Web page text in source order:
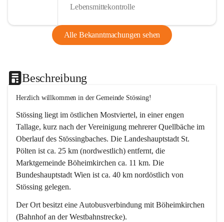
Lebensmittekontrolle
Alle Bekanntmachungen sehen
Beschreibung
Herzlich willkommen in der Gemeinde Stössing!
Stössing liegt im östlichen Mostviertel, in einer engen
Tallage, kurz nach der Vereinigung mehrerer Quellbäche im
Oberlauf des Stössingbaches. Die Landeshauptstadt St.
Pölten ist ca. 25 km (nordwestlich) entfernt, die
Marktgemeinde Böheimkirchen ca. 11 km. Die
Bundeshauptstadt Wien ist ca. 40 km nordöstlich von
Stössing gelegen.
Der Ort besitzt eine Autobusverbindung mit Böheimkirchen
(Bahnhof an der Westbahnstrecke).